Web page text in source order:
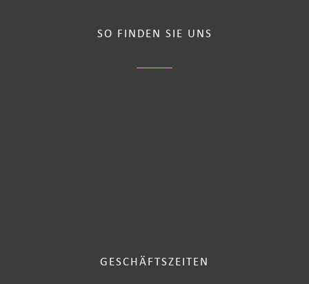
SO FINDEN SIE UNS
GESCHÄFTSZEITEN